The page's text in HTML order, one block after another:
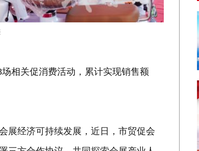
相关促消费活动，累计实现销售额
展经济可持续发展，近日，市贸促会